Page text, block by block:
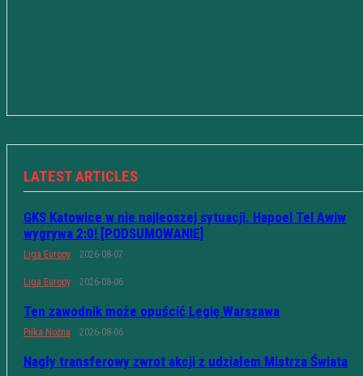
LATEST ARTICLES
GKS Katowice w nie najleoszej sytuacji. Hapoel Tel Awiw
wygrywa 2:0! [PODSUMOWANIE]
Liga Europy 2026-08-07
Liga Europy 2026-08-06
Ten zawodnik może opuścić Legię Warszawa
Piłka Nożna 2026-08-06
Nagły transferowy zwrot akcji z udziałem Mistrza Świata